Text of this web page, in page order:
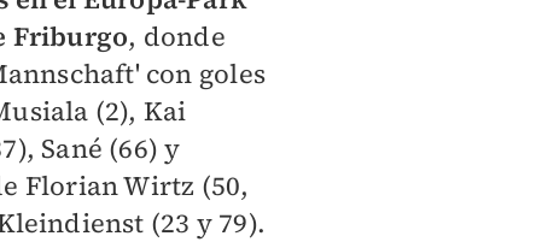
Friburgo, donde
con goles
(2), Kai
Sané (66) y
Florian Wirtz (50,
(23 y 79).